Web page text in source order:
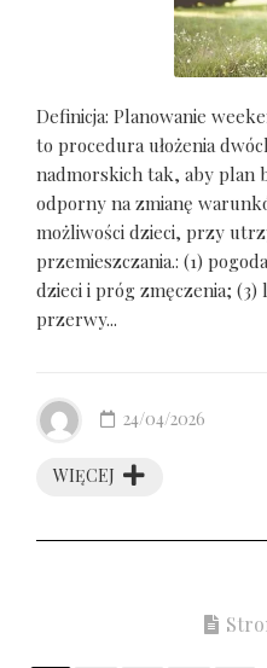
Definicja: Planowanie
to procedura ułożenia
nadmorskich tak, aby plan
odporny na zmianę
możliwości dzieci, przy
przemieszczania.: (1)
dzieci i próg zmęczenia; (3)
przerwy...
WIĘCEJ
24/04/2026